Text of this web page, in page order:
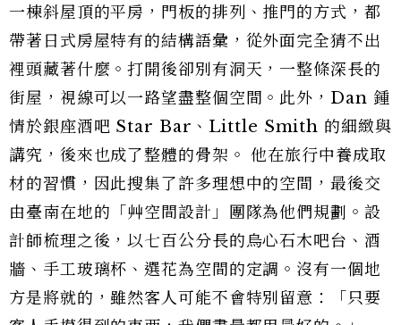
一棟斜屋頂的平房，門板的排列、推門的方式，都
帶著日式房屋特有的結構語彙，從外面完全猜不出
裡頭藏著什麼。打開後卻別有洞天，一整條深長的
街屋，視線可以一路望盡整個空間。此外，Dan 鍾
情於銀座酒吧 Star Bar、Little Smith 的細緻與
講究，後來也成了整體的骨架。 他在旅行中養成取
材的習慣，因此搜集了許多理想中的空間，最後交
由臺南在地的「艸空間設計」團隊為他們規劃。設
計師梳理之後，以七百公分長的烏心石木吧台、酒
牆、手工玻璃杯、選花為空間的定調。沒有一個地
方是將就的，雖然客人可能不會特別留意：「只要